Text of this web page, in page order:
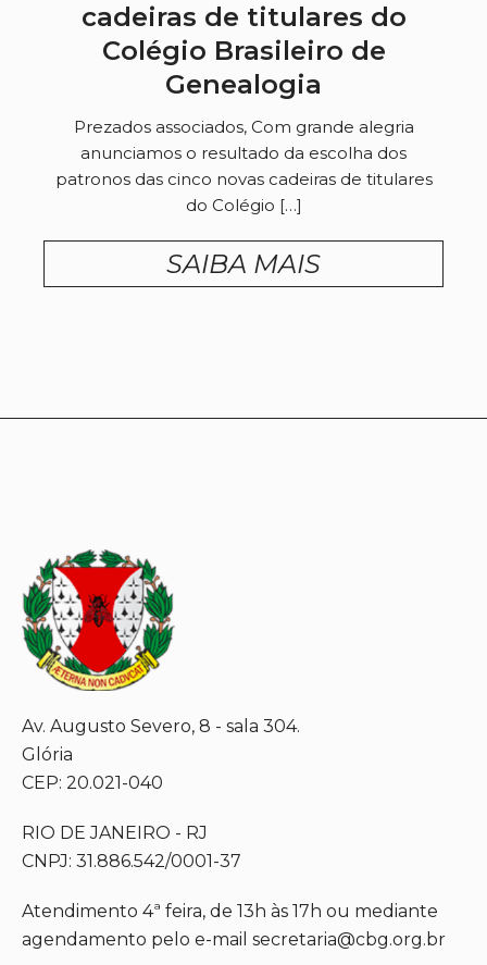
cadeiras de titulares do
Colégio Brasileiro de
Genealogia
Prezados associados, Com grande alegria
anunciamos o resultado da escolha dos
patronos das cinco novas cadeiras de titulares
do Colégio […]
SAIBA MAIS
Av. Augusto Severo, 8 - sala 304.
Glória
CEP: 20.021-040
RIO DE JANEIRO - RJ
CNPJ: 31.886.542/0001-37
Atendimento 4ª feira, de 13h às 17h ou mediante
agendamento pelo e-mail secretaria@cbg.org.br